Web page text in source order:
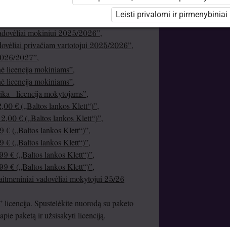
turinys mokiniui 25/26 (nemokamai!)”,
turinys mokytojui 25/26 (nemokamai!)”
mokiniui 2025/2026”,
privačiam vartotojui 2025/2026”,
2027”,
licencija mokiniams”,
licencija mokiniams”,
- licencija mokytojams”,
€ („Baltos lankos Klett“)”,
€ („Baltos lankos Klett“)”,
€ („Baltos lankos Klett“)”,
€ („Baltos lankos Klett“)”,
€ („Baltos lankos Klett“)”,
€ („Baltos lankos Klett“)”,
vadovėliai mokytojui 25/26
licencija. Spustelėkite nuorodą su paketo
paketą ir užsisakyti licenciją.
Leisti privalomi ir pirmenybiniai